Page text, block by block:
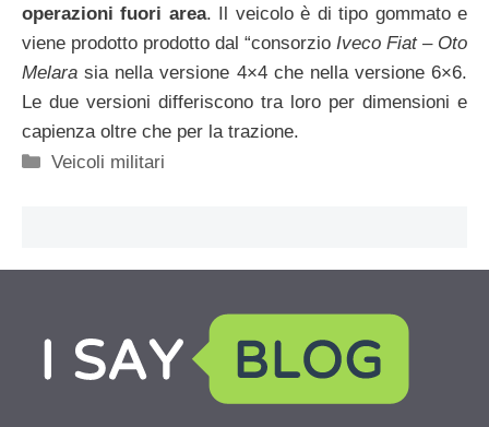
operazioni fuori area. Il veicolo è di tipo gommato e
viene prodotto prodotto dal “consorzio Iveco Fiat – Oto
Melara sia nella versione 4×4 che nella versione 6×6.
Le due versioni differiscono tra loro per dimensioni e
capienza oltre che per la trazione.
Categorie
Veicoli militari